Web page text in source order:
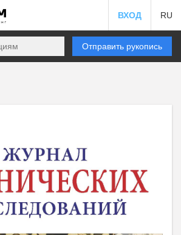
ВХОД RU
Отправить рукопись